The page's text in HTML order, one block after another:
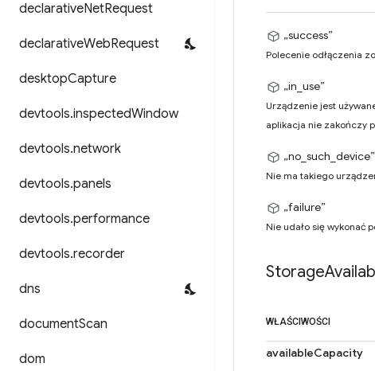
declarativeNetRequest
declarativeWebRequest
desktopCapture
devtools.inspectedWindow
devtools.network
devtools.panels
devtools.performance
devtools.recorder
dns
documentScan
dom
„success”
Polecenie odłączenia
„in_use”
Urządzenie jest
aplikacja nie zakończy
„no_such_device”
Nie ma takiego
„failure”
Nie udało się wykonać
Storage
WŁAŚCIWOŚCI
availableCapacity